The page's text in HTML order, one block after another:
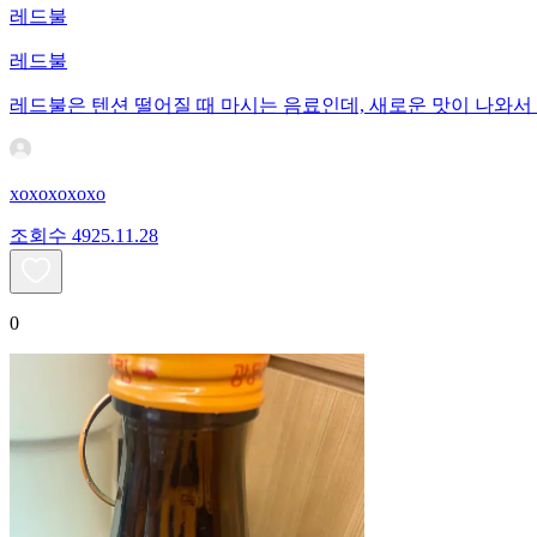
레드불
레드불
레드불은 텐션 떨어질 때 마시는 음료인데, 새로운 맛이 나와
xoxoxoxoxo
조회수 4925.11.28
0